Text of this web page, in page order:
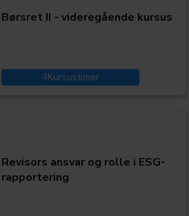
Børsret II - videregående kursus
4Kursustimer
Revisors ansvar og rolle i ESG-
rapportering